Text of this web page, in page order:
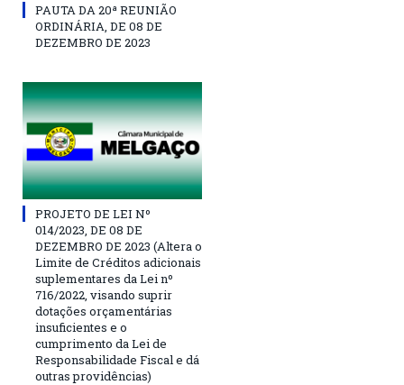
PAUTA DA 20ª REUNIÃO
ORDINÁRIA, DE 08 DE
DEZEMBRO DE 2023
PROJETO DE LEI Nº
014/2023, DE 08 DE
DEZEMBRO DE 2023 (Altera o
Limite de Créditos adicionais
suplementares da Lei nº
716/2022, visando suprir
dotações orçamentárias
insuficientes e o
cumprimento da Lei de
Responsabilidade Fiscal e dá
outras providências)